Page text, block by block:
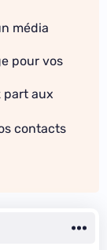
média
pour vos
part aux
contacts